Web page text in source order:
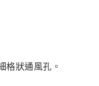
格狀通風孔。